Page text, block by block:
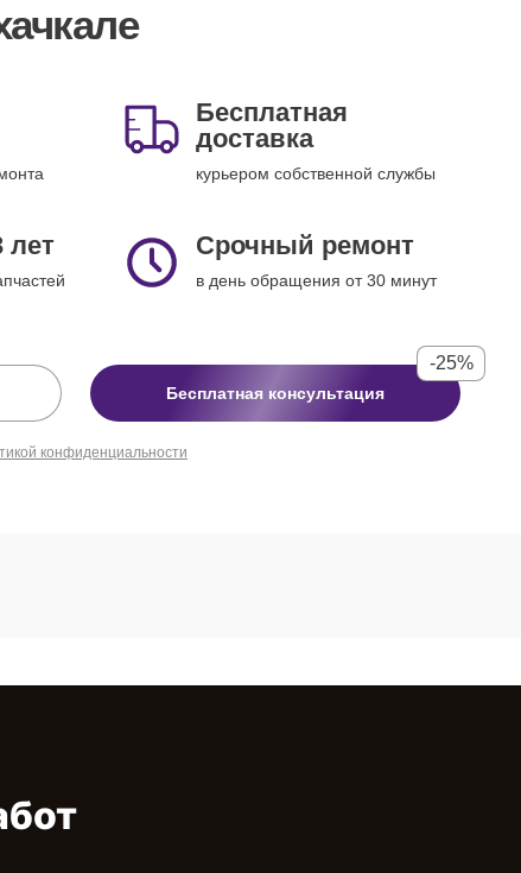
Бесплатная
доставка
курьером собственной службы
лет Срочный ремонт
в день обращения от 30 минут
Бесплатная консультация
-25%
конфиденциальности